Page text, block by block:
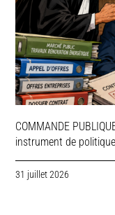
COMMANDE
instrument de
31 juillet 2026